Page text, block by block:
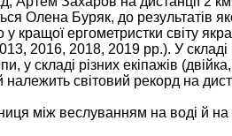
Олена Буряк, до результатів
кращої ергометристки світу
2016, 2018, 2019 рр.). У складі
у складі різних екіпажів
належить світовий рекорд на
між веслуванням на воді й на